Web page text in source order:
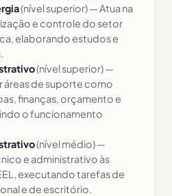
(nível superior) — Atua na
e controle do setor
elaborando estudos e
(nível superior) —
áreas de suporte como
finanças, orçamento e
o funcionamento
(nível médio) —
e administrativo às
executando tarefas de
e de escritório.